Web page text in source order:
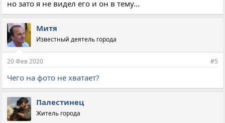
но зато я не видел его и он в тему...
Митя
Известный деятель города
20 Фев 2020 #5
Чего на фото не хватает?
Палестинец
Житель города